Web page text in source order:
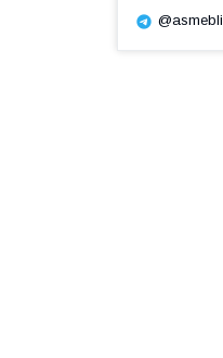
@asmebli